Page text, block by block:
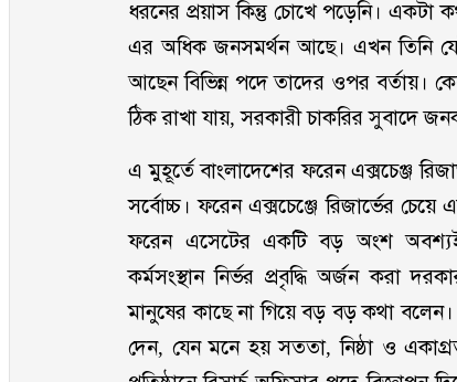
ধরনের প্রয়াস কিন্তু চোখে পড়েনি। একটা
এর অধিক জনসমর্থন আছে। এখন তিনি যেটা
আছেন বিভিন্ন পদে তাদের ওপর বর্তায়।
ঠিক রাখা যায়, সরকারী চাকরির সুবাদে
এ মুহূর্তে বাংলাদেশের ফরেন এক্সচেঞ্জ
সর্বোচ্চ। ফরেন এক্সচেঞ্জে রিজার্ভের
ফরেন এসেটের একটি বড় অংশ অবশ্যই
কর্মসংস্থান নির্ভর প্রবৃদ্ধি অর্জন করা
মানুষের কাছে না গিয়ে বড় বড় কথা বলেন।
দেন, যেন মনে হয় সততা, নিষ্ঠা ও